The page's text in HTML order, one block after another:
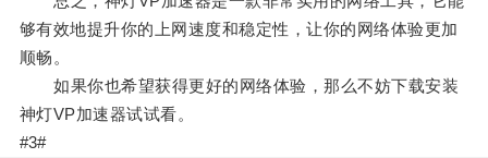
够有效地提升你的上网速度和稳定性，让你的网络体验更加
顺畅。
如果你也希望获得更好的网络体验，那么不妨下载安装
神灯VP加速器试试看。
#3#